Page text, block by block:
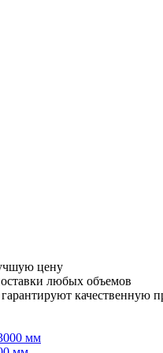
цену
любых объемов
качественную